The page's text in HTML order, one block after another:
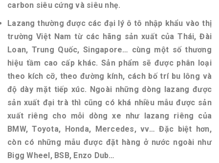
carbon siêu cứng và siêu nhẹ.
Lazang thường được các đại lý ô tô nhập khẩu vào thị
trường Việt Nam từ các hãng sản xuất của Thái, Đài
Loan, Trung Quốc, Singapore… cùng một số thương
hiệu tầm cao cấp khác. Sản phẩm sẽ được phân loại
theo kích cỡ, theo đường kính, cách bố trí bu lông và
độ dày mặt tiếp xúc. Ngoài những dòng lazang được
sản xuất đại trà thì cũng có khá nhiều mẫu được sản
xuất riêng cho mỗi dòng xe như lazang riêng của
BMW, Toyota, Honda, Mercedes, vv… Đặc biệt hơn,
còn có những mẫu được đặt hàng ở nước ngoài như
Bigg Wheel, BSB, Enzo Dub…